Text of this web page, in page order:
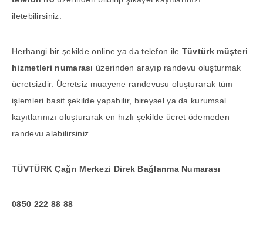
iletebilirsiniz.
Herhangi bir şekilde online ya da telefon ile Tüvtürk müşteri
hizmetleri numarası üzerinden arayıp randevu oluşturmak
ücretsizdir. Ücretsiz muayene randevusu oluşturarak tüm
işlemleri basit şekilde yapabilir, bireysel ya da kurumsal
kayıtlarınızı oluşturarak en hızlı şekilde ücret ödemeden
randevu alabilirsiniz.
TÜVTÜRK Çağrı Merkezi Direk Bağlanma Numarası
0850 222 88 88